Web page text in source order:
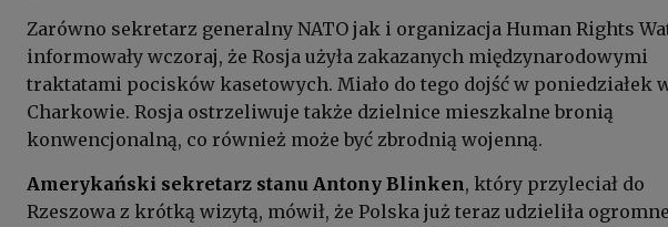
Zarówno sekretarz generalny NATO jak i organizacja Human Rights
informowały wczoraj, że Rosja użyła zakazanych międzynarodowymi
traktatami pocisków kasetowych. Miało do tego dojść w poniedziałek
Charkowie. Rosja ostrzeliwuje także dzielnice mieszkalne bronią
konwencjonalną, co również może być zbrodnią wojenną.
Amerykański sekretarz stanu Antony Blinken, który przyleciał do
Rzeszowa z krótką wizytą, mówił, że Polska już teraz udzieliła